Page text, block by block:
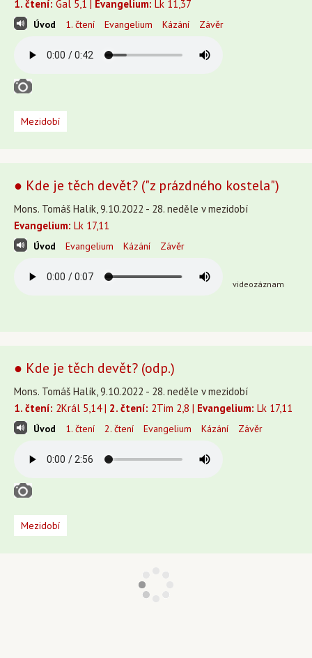
1. čtení: Gal 5,1 | Evangelium: Lk 11,37
Úvod 1. čtení Evangelium Kázání Závěr
Mezidobí
● Kde je těch devět? ("z prázdného kostela")
Mons. Tomáš Halík, 9.10.2022 - 28. neděle v mezidobí
Evangelium: Lk 17,11
Úvod Evangelium Kázání Závěr
videozáznam
● Kde je těch devět? (odp.)
Mons. Tomáš Halík, 9.10.2022 - 28. neděle v mezidobí
1. čtení: 2Král 5,14 | 2. čtení: 2Tim 2,8 | Evangelium: Lk 17,11
Úvod 1. čtení 2. čtení Evangelium Kázání Závěr
Mezidobí